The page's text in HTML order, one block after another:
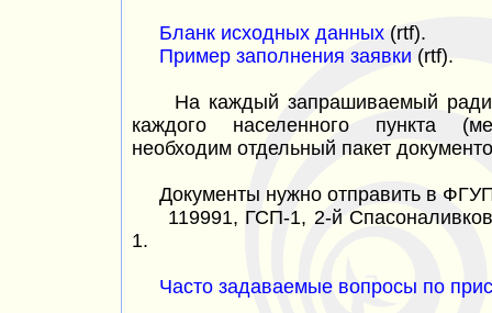
Бланк исходных данных (rtf).
Пример заполнения заявки (rtf).
На каждый запрашиваемый
каждого населенного пункта
необходим отдельный пакет
Документы нужно отправить в
119991, ГСП-1, 2-й
1.
Часто задаваемые вопросы по